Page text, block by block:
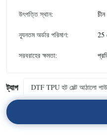
উৎপত্তি স্থান: চীন
ন্যূনতম অর্ডার পরিমাণ: 25
সরবরাহের ক্ষমতা:
ট্যাগ DTF TPU হট মেল্ট আঠালো